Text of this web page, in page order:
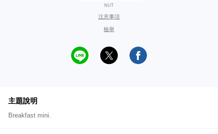
NUT
注意事項
檢舉
主題說明
Breakfast mini.